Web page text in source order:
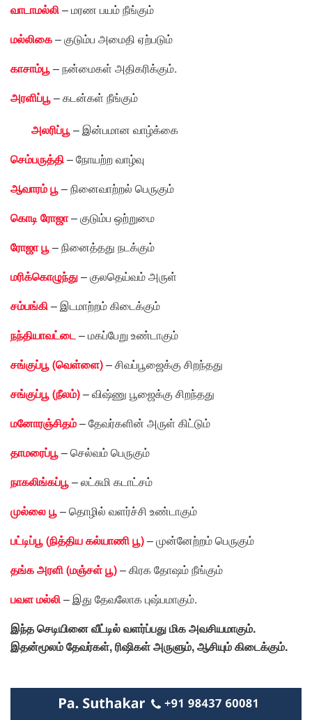
வாடாமல்லி– மரண பயம் நீங்கும்
மல்லிகை– குடும்ப அமைதி ஏற்படும்
காசாம்பூ– நன்மைகள் அதிகரிக்கும்.
அரளிப்பூ– கடன்கள் நீங்கும்
அலரிப்பூ– இன்பமான வாழ்க்கை
செம்பருத்தி– நோயற்ற வாழ்வு
ஆவாரம் பூ– நினைவாற்றல் பெருகும்
கொடி ரோஜா– குடும்ப ஒற்றுமை
ரோஜா பூ– நினைத்தது நடக்கும்
மரிக்கொழுந்து– குலதெய்வம் அருள்
சம்பங்கி– இடமாற்றம் கிடைக்கும்
நந்தியாவட்டை– மகப்பேறு உண்டாகும்
சங்குப்பூ (வெள்ளை)– சிவப்பூஜைக்கு சிறந்தது
சங்குப்பூ (நீலம்)– விஷ்ணு பூஜைக்கு சிறந்தது
மனோரஞ்சிதம்– தேவர்களின் அருள் கிட்டும்
தாமரைப்பூ– செல்வம் பெருகும்
நாகலிங்கப்பூ– லட்சுமி கடாட்சம்
முல்லை பூ– தொழில் வளர்ச்சி உண்டாகும்
பட்டிப்பூ (நித்திய கல்யாணி பூ)– முன்னேற்றம் பெருகும்
தங்க அரளி (மஞ்சள் பூ)– கிரக தோஷம் நீங்கும்
பவள மல்லி– இது தேவலோக புஷ்பமாகும்.
இந்த செடியினை வீட்டில் வளர்ப்பது மிக அவசியமாகும்.
இதன்மூலம் தேவர்கள், ரிஷிகள் அருளும், ஆசியும் கிடைக்கும்.